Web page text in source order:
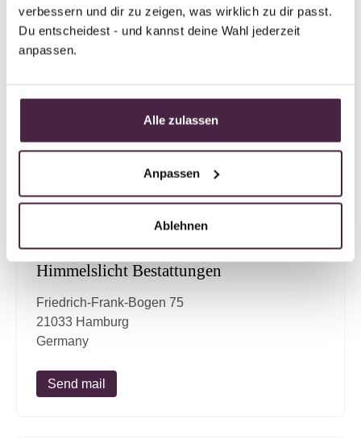
verbessern und dir zu zeigen, was wirklich zu dir passt.
Du entscheidest - und kannst deine Wahl jederzeit
anpassen.
Alle zulassen
Anpassen
Ablehnen
Hansa Bestattungen GmbH
Germany
Send mail
Partner without certification
Human burial
Himmelslicht Bestattungen
Friedrich-Frank-Bogen 75
21033 Hamburg
Germany
Send mail